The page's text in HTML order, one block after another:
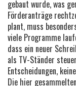
gebaut wurde, was
Förderanträge
plant, muss
viele Programme
dass ein neuer
als TV-Ständer
Entscheidungen,
Die hier